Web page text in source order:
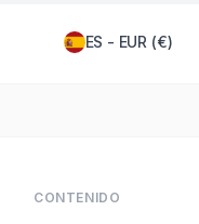
ES - EUR (€)
CONTENIDO